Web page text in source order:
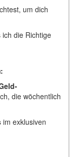
um dich
die Richtige
die wöchentlich
im exklusiven